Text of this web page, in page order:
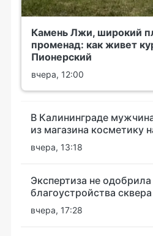
Камень Лжи, широкий
променад: как живет
Пионерский
вчера, 12:00
В Калининграде
из магазина косметику
вчера, 13:18
Экспертиза не
благоустройства
вчера, 17:28